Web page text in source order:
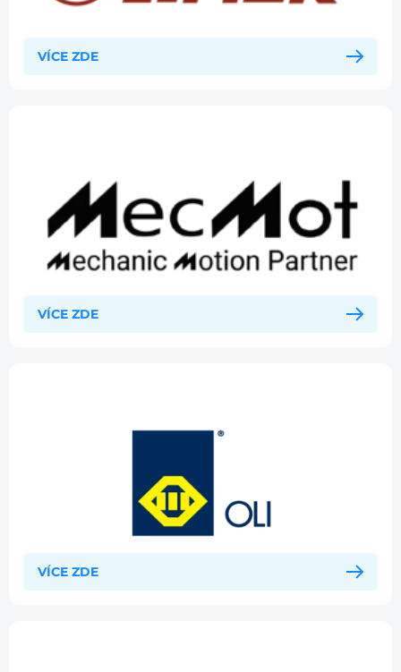
VÍCE ZDE
VÍCE ZDE
VÍCE ZDE